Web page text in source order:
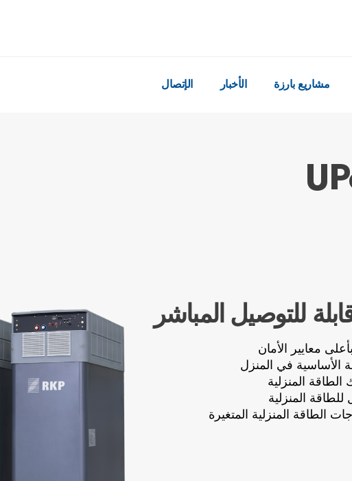
مشاريع بارزة الأخبار الإتصال
للتوصيل المباشر
معايير الأمان
في المنزل
المنزلية
المنزلية
الطاقة المنزلية المتغيرة